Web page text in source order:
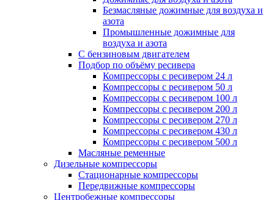
Безмасляные дожимные для воздуха и
азота
Промышленные дожимные для
воздуха и азота
С бензиновым двигателем
Подбор по объёму ресивера
Компрессоры с ресивером 24 л
Компрессоры с ресивером 50 л
Компрессоры с ресивером 100 л
Компрессоры с ресивером 200 л
Компрессоры с ресивером 270 л
Компрессоры с ресивером 430 л
Компрессоры с ресивером 500 л
Масляные ременные
Дизельные компрессоры
Стационарные компрессоры
Передвижные компрессоры
Центробежные компрессоры